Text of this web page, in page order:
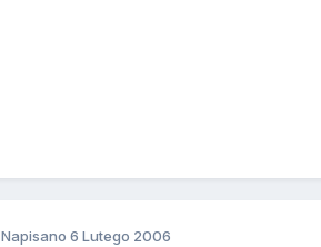
Napisano 6 Lutego 2006